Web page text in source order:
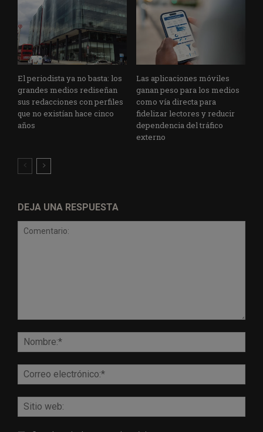
El periodista ya no basta: los
grandes medios rediseñan
sus redacciones con perfiles
que no existían hace cinco
años
Las aplicaciones móviles
ganan peso para los medios
como vía directa para
fidelizar lectores y reducir
dependencia del tráfico
externo
DEJA UNA RESPUESTA